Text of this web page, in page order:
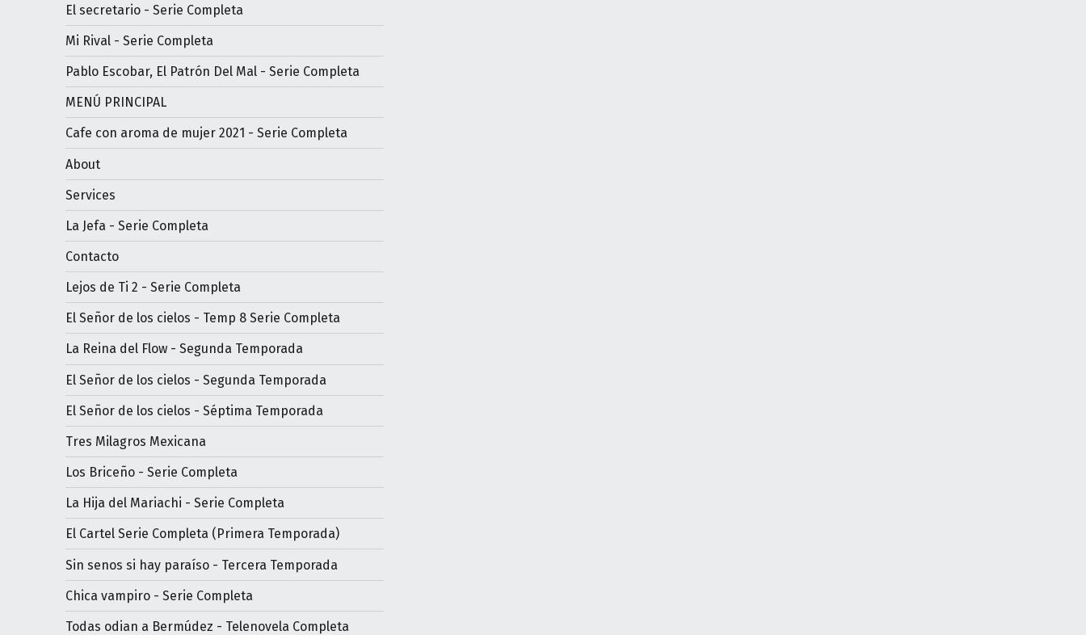
El secretario - Serie Completa
Mi Rival - Serie Completa
Pablo Escobar, El Patrón Del Mal - Serie Completa
MENÚ PRINCIPAL
Cafe con aroma de mujer 2021 - Serie Completa
About
Services
La Jefa - Serie Completa
Contacto
Lejos de Ti 2 - Serie Completa
El Señor de los cielos - Temp 8 Serie Completa
La Reina del Flow - Segunda Temporada
El Señor de los cielos - Segunda Temporada
El Señor de los cielos - Séptima Temporada
Tres Milagros Mexicana
Los Briceño - Serie Completa
La Hija del Mariachi - Serie Completa
El Cartel Serie Completa (Primera Temporada)
Sin senos si hay paraíso - Tercera Temporada
Chica vampiro - Serie Completa
Todas odian a Bermúdez - Telenovela Completa